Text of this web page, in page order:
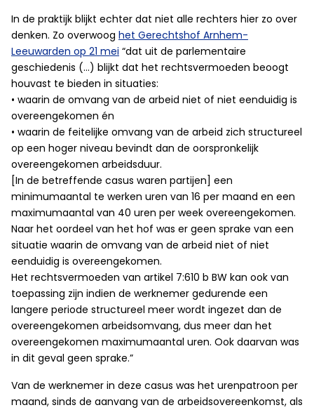
In de praktijk blijkt echter dat niet alle rechters hier zo over
denken. Zo overwoog het Gerechtshof Arnhem-
Leeuwarden op 21 mei “dat uit de parlementaire
geschiedenis (…) blijkt dat het rechtsvermoeden beoogt
houvast te bieden in situaties:
• waarin de omvang van de arbeid niet of niet eenduidig is
overeengekomen én
• waarin de feitelijke omvang van de arbeid zich structureel
op een hoger niveau bevindt dan de oorspronkelijk
overeengekomen arbeidsduur.
[In de betreffende casus waren partijen] een
minimumaantal te werken uren van 16 per maand en een
maximumaantal van 40 uren per week overeengekomen.
Naar het oordeel van het hof was er geen sprake van een
situatie waarin de omvang van de arbeid niet of niet
eenduidig is overeengekomen.
Het rechtsvermoeden van artikel 7:610 b BW kan ook van
toepassing zijn indien de werknemer gedurende een
langere periode structureel meer wordt ingezet dan de
overeengekomen arbeidsomvang, dus meer dan het
overeengekomen maximumaantal uren. Ook daarvan was
in dit geval geen sprake.”
Van de werknemer in deze casus was het urenpatroon per
maand, sinds de aanvang van de arbeidsovereenkomst, als